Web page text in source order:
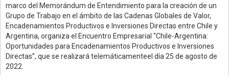
marco del Memorándum de Entendimiento para la creación de un
Grupo de Trabajo en el ámbito de las Cadenas Globales de Valor,
Encadenamientos Productivos e Inversiones Directas entre Chile y
Argentina, organiza el Encuentro Empresarial “Chile-Argentina:
Oportunidades para Encadenamientos Productivos e Inversiones
Directas”, que se realizará telemáticamenteel día 25 de agosto de
2022.